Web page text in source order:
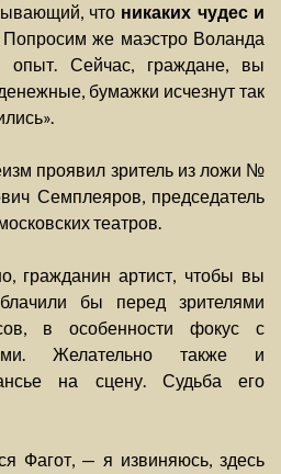
что никаких чудес и
Попросим же маэстро Воланда
опыт. Сейчас, граждане, вы
бумажки исчезнут так
проявил зритель из ложи №
Семплеяров, председатель
театров.
гражданин артист, чтобы вы
бы перед зрителями
в особенности фокус с
Желательно также и
на сцену. Судьба его
Фагот, — я извиняюсь, здесь